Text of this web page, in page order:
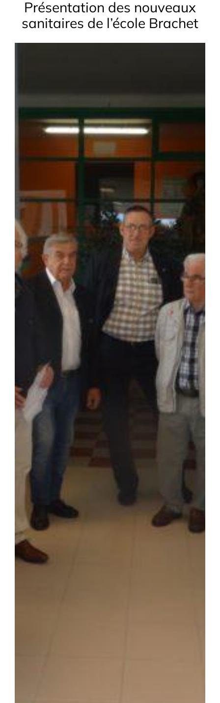
Présentation des nouveaux
sanitaires de l’école Brachet